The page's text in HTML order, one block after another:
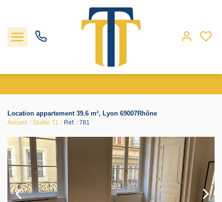
Gestion
Nos agences
Location appartement 39.6 m², Lyon 69007Rhône
Accueil Studio T1 Ref. : 781